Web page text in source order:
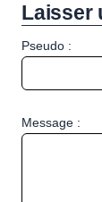
Laisser
Pseudo :
Message :